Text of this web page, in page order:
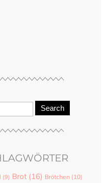
Search
(9) Brot (16) Brötchen (10)